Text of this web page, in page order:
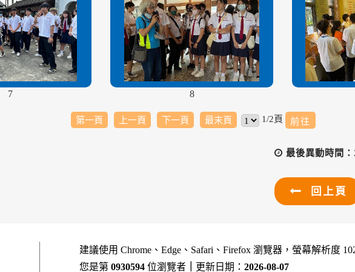
7 8
第一頁 上一頁 下一頁 最末頁 1/2頁
最後異動時間：
回上頁
建議使用 Chrome、Edge、Safari、Firefox 瀏覽器，螢幕解析度
您是第 0930594 位瀏覽者 更新日期： 2026-08-07